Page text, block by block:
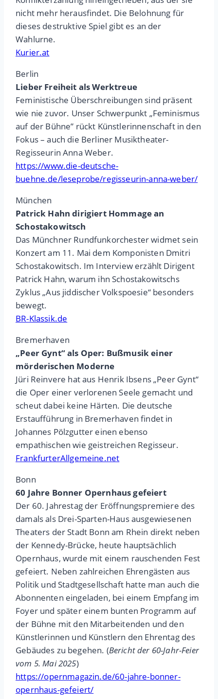
nicht mehr herausfindet. Die Belohnung für
dieses destruktive Spiel gibt es an der
Wahlurne.
Kurier.at
Berlin
Lieber Freiheit als Werktreue
Feministische Überschreibungen sind präsent
wie nie zuvor. Unser Schwerpunkt „Feminismus
auf der Bühne” rückt Künstlerinnenschaft in den
Fokus – auch die Berliner Musiktheater-
Regisseurin Anna Weber.
https://www.die-deutsche-
buehne.de/leseprobe/regisseurin-anna-weber/
München
Patrick Hahn dirigiert Hommage an
Schostakowitsch
Das Münchner Rundfunkorchester widmet sein
Konzert am 11. Mai dem Komponisten Dmitri
Schostakowitsch. Im Interview erzählt Dirigent
Patrick Hahn, warum ihn Schostakowitschs
Zyklus „Aus jiddischer Volkspoesie“ besonders
bewegt.
BR-Klassik.de
Bremerhaven
„Peer Gynt“ als Oper: Bußmusik einer
mörderischen Moderne
Jüri Reinvere hat aus Henrik Ibsens „Peer Gynt“
die Oper einer verlorenen Seele gemacht und
scheut dabei keine Härten. Die deutsche
Erstaufführung in Bremerhaven findet in
Johannes Pölzgutter einen ebenso
empathischen wie geistreichen Regisseur.
FrankfurterAllgemeine.net
Bonn
60 Jahre Bonner Opernhaus gefeiert
Der 60. Jahrestag der Eröffnungspremiere des
damals als Drei-Sparten-Haus ausgewiesenen
Theaters der Stadt Bonn am Rhein direkt neben
der Kennedy-Brücke, heute hauptsächlich
Opernhaus, wurde mit einem rauschenden Fest
gefeiert. Neben zahlreichen Ehrengästen aus
Politik und Stadtgesellschaft hatte man auch die
Abonnenten eingeladen, bei einem Empfang im
Foyer und später einem bunten Programm auf
der Bühne mit den Mitarbeitenden und den
Künstlerinnen und Künstlern den Ehrentag des
Gebäudes zu begehen. (Bericht der 60-Jahr-Feier
vom 5. Mai 2025)
https://opernmagazin.de/60-jahre-bonner-
opernhaus-gefeiert/